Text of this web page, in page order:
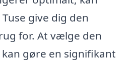
give dig den
for. At vælge den
gøre en signifikant